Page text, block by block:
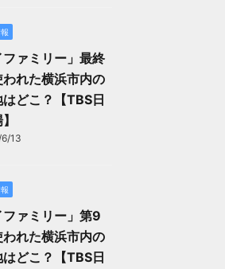
ファミリー」最終
れた横浜市内の
はどこ？【TBS日
13
ファミリー」第9
れた横浜市内の
はどこ？【TBS日